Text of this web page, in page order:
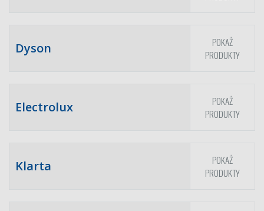
Dyson
POKAŻ
PRODUKTY
Electrolux
POKAŻ
PRODUKTY
Klarta
POKAŻ
PRODUKTY